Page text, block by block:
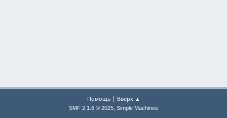
Помощь| Вверх ▲
SMF 2.1.6 © 2025, Simple Machines